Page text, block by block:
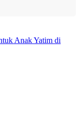
Anak Yatim di